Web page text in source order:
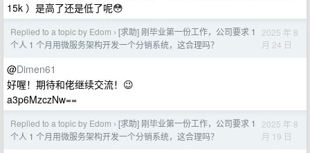
15k ）是高了还是低了呢😳
Replied to a topic by Edom › [求助] 刚毕业第一份工作，公司要求 1
个人 1 个月用微服务架构开发一个分销系统，这合理吗？
2025 年 8
月 24 日
@Dimen61
好喔！期待和佬继续交流！😉
a3p6MzczNw==
Replied to a topic by Edom › [求助] 刚毕业第一份工作，公司要求 1
个人 1 个月用微服务架构开发一个分销系统，这合理吗？
2025 年 8
月 19 日